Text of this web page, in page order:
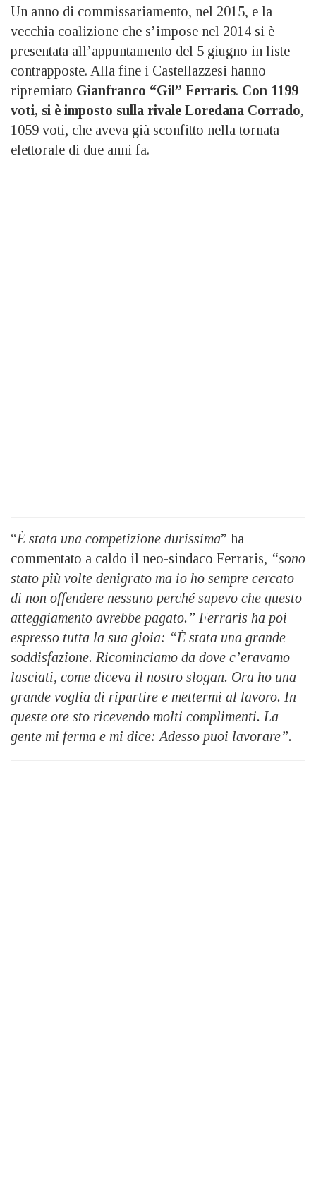
Un anno di commissariamento, nel 2015, e la
vecchia coalizione che s’impose nel 2014 si è
presentata all’appuntamento del 5 giugno in liste
contrapposte. Alla fine i Castellazzesi hanno
ripremiato Gianfranco “Gil” Ferraris. Con 1199
voti, si è imposto sulla rivale Loredana Corrado,
1059 voti, che aveva già sconfitto nella tornata
elettorale di due anni fa.
“È stata una competizione durissima” ha
commentato a caldo il neo-sindaco Ferraris, “sono
stato più volte denigrato ma io ho sempre cercato
di non offendere nessuno perché sapevo che questo
atteggiamento avrebbe pagato.” Ferraris ha poi
espresso tutta la sua gioia: “È stata una grande
soddisfazione. Ricominciamo da dove c’eravamo
lasciati, come diceva il nostro slogan. Ora ho una
grande voglia di ripartire e mettermi al lavoro. In
queste ore sto ricevendo molti complimenti. La
gente mi ferma e mi dice: Adesso puoi lavorare”.